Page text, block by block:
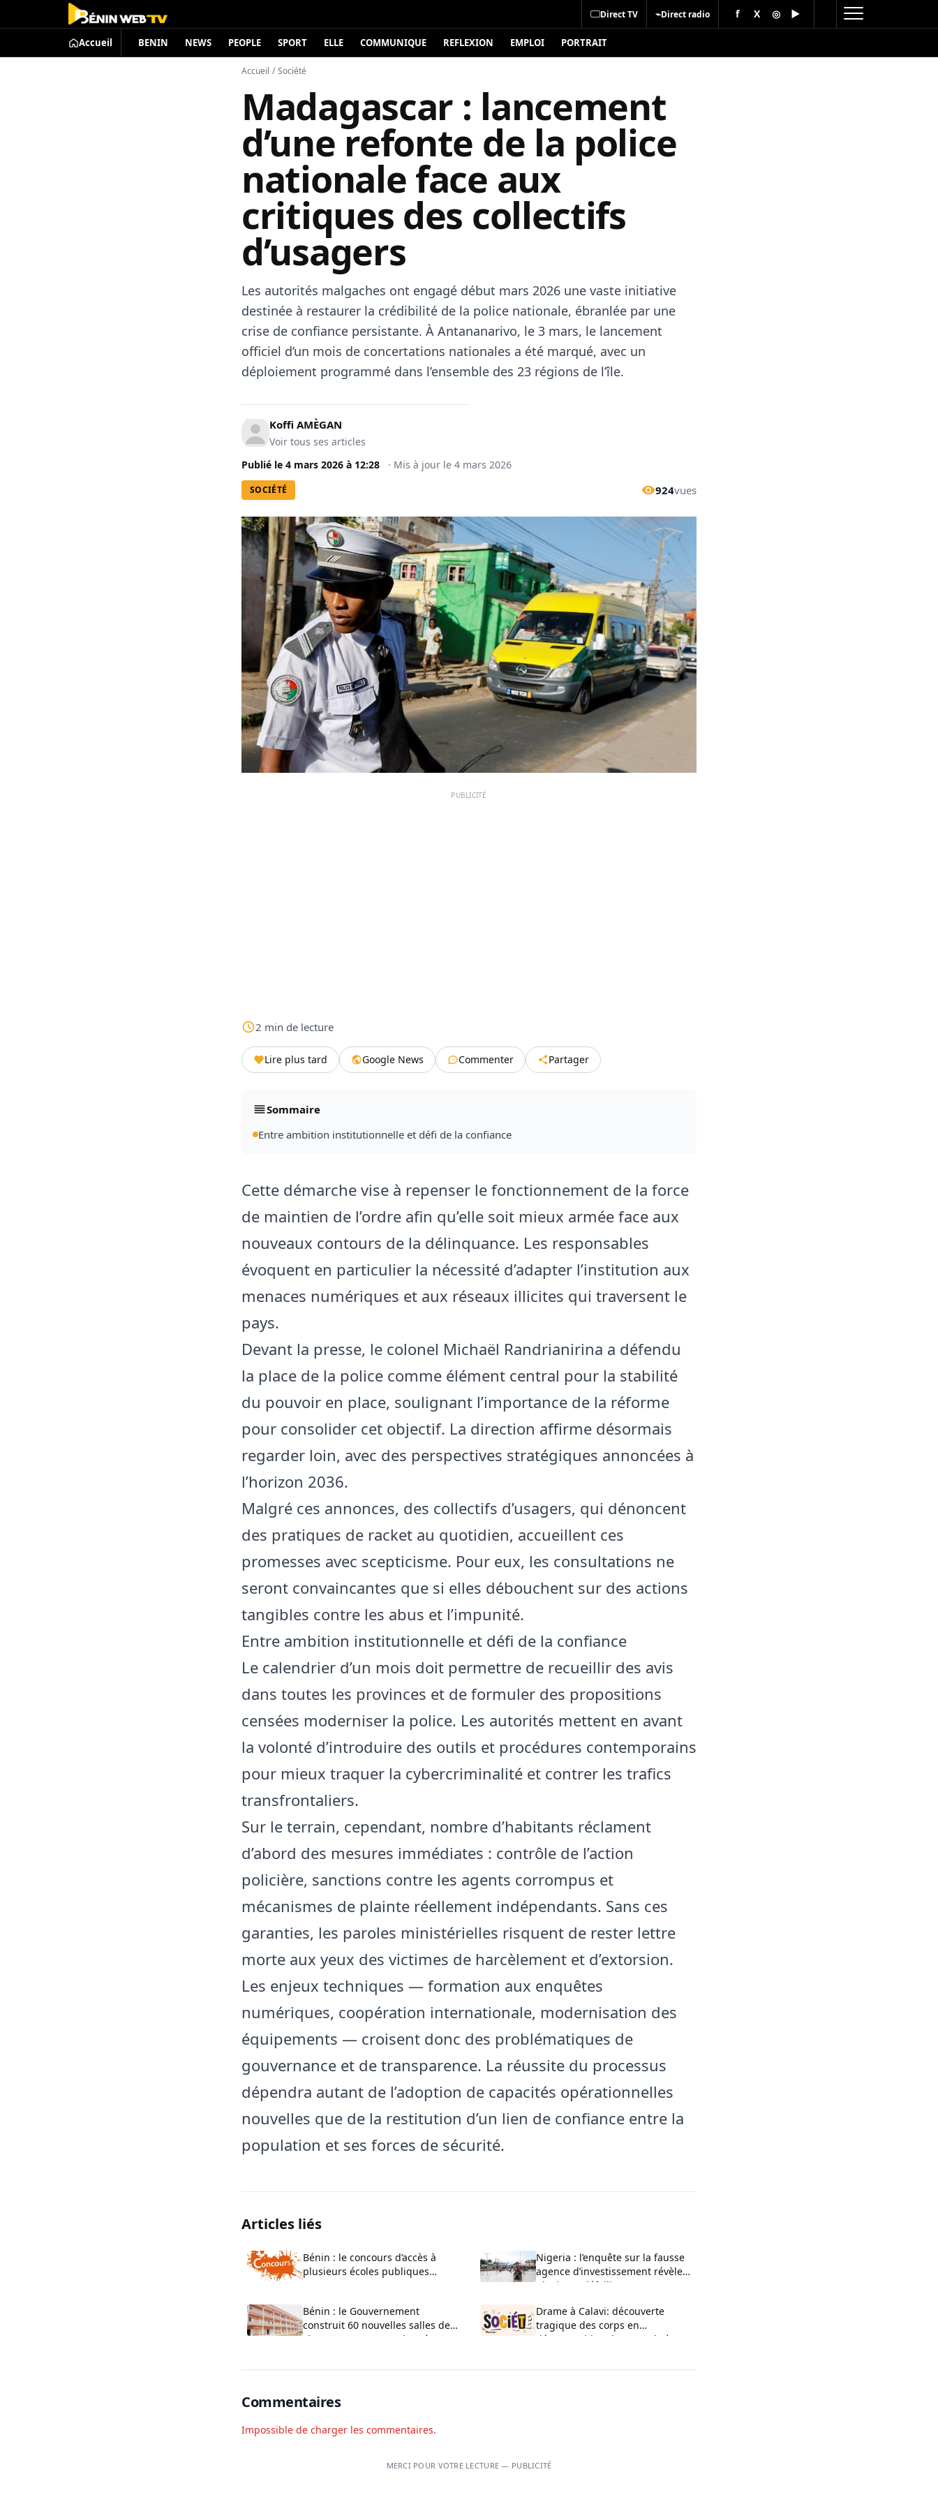
Direct TV ⌁Direct radio f X ◎ ▶
Accueil BENIN NEWS PEOPLE SPORT ELLE COMMUNIQUE REFLEXION EMPLOI PORTRAIT
Accueil / Société
Madagascar : lancement
d’une refonte de la police
nationale face aux
critiques des collectifs
d’usagers
Les autorités malgaches ont engagé début mars 2026 une vaste initiative
destinée à restaurer la crédibilité de la police nationale, ébranlée par une
crise de confiance persistante. À Antananarivo, le 3 mars, le lancement
officiel d’un mois de concertations nationales a été marqué, avec un
déploiement programmé dans l’ensemble des 23 régions de l’île.
Koffi AMÈGAN
Voir tous ses articles
Publié le 4 mars 2026 à 12:28 · Mis à jour le 4 mars 2026
SOCIÉTÉ 924vues
PUBLICITÉ
2 min de lecture
Lire plus tard Google News Commenter Partager
Sommaire
Entre ambition institutionnelle et défi de la confiance
Cette démarche vise à repenser le fonctionnement de la force
de maintien de l’ordre afin qu’elle soit mieux armée face aux
nouveaux contours de la délinquance. Les responsables
évoquent en particulier la nécessité d’adapter l’institution aux
menaces numériques et aux réseaux illicites qui traversent le
pays.
Devant la presse, le colonel Michaël Randrianirina a défendu
la place de la police comme élément central pour la stabilité
du pouvoir en place, soulignant l’importance de la réforme
pour consolider cet objectif. La direction affirme désormais
regarder loin, avec des perspectives stratégiques annoncées à
l’horizon 2036.
Malgré ces annonces, des collectifs d’usagers, qui dénoncent
des pratiques de racket au quotidien, accueillent ces
promesses avec scepticisme. Pour eux, les consultations ne
seront convaincantes que si elles débouchent sur des actions
tangibles contre les abus et l’impunité.
Entre ambition institutionnelle et défi de la confiance
Le calendrier d’un mois doit permettre de recueillir des avis
dans toutes les provinces et de formuler des propositions
censées moderniser la police. Les autorités mettent en avant
la volonté d’introduire des outils et procédures contemporains
pour mieux traquer la cybercriminalité et contrer les trafics
transfrontaliers.
Sur le terrain, cependant, nombre d’habitants réclament
d’abord des mesures immédiates : contrôle de l’action
policière, sanctions contre les agents corrompus et
mécanismes de plainte réellement indépendants. Sans ces
garanties, les paroles ministérielles risquent de rester lettre
morte aux yeux des victimes de harcèlement et d’extorsion.
Les enjeux techniques — formation aux enquêtes
numériques, coopération internationale, modernisation des
équipements — croisent donc des problématiques de
gouvernance et de transparence. La réussite du processus
dépendra autant de l’adoption de capacités opérationnelles
nouvelles que de la restitution d’un lien de confiance entre la
population et ses forces de sécurité.
Articles liés
Bénin : le concours d’accès à
plusieurs écoles publiques
Nigeria : l’enquête sur la fausse
agence d’investissement révèle
plusieurs défaillances
Bénin : le Gouvernement
construit 60 nouvelles salles de
classe au CEG La Verdure à
Drame à Calavi: découverte
tragique des corps en
décomposition d’un couple à
Commentaires
Impossible de charger les commentaires.
MERCI POUR VOTRE LECTURE — PUBLICITÉ